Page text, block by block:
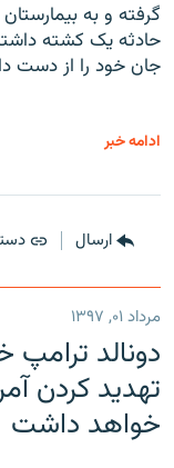
گرفته و به
حادثه یک کشته
جان خود را از دست
ادامه خبر
ارسال
مرداد ۰۱, ۱۳۹۷
دونالد
تهدید کردن
خواهد داشت